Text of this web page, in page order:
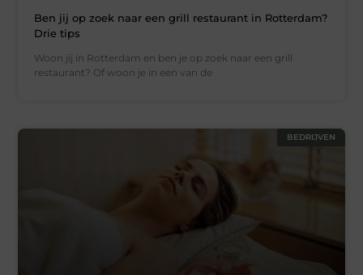
Ben jij op zoek naar een grill restaurant in Rotterdam?
Drie tips
Woon jij in Rotterdam en ben je op zoek naar een grill
restaurant? Of woon je in een van de
BEDRIJVEN